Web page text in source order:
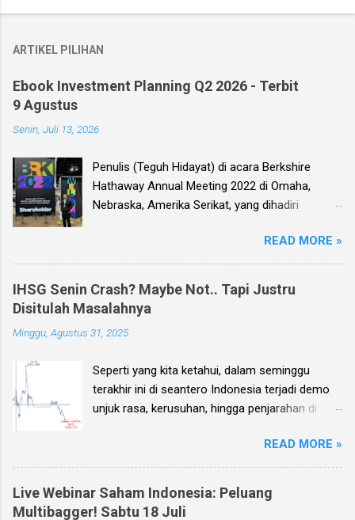
ARTIKEL PILIHAN
Ebook Investment Planning Q2 2026 - Terbit
9 Agustus
Senin, Juli 13, 2026
Penulis (Teguh Hidayat) di acara Berkshire
Hathaway Annual Meeting 2022 di Omaha,
Nebraska, Amerika Serikat, yang dihadiri
Buffett dan mitranya Alm. Charlie Munger. Dear
investor, seperti biasa setiap kuartal alias tiga
bulan sekali, penulis membuat Ebook
Investment Planning (EIP, dengan format PDF)
yang berisi kumpulan analisis fundamental
saham-saham pilihan di Bursa Efek Indonesia
keuangan para emiten untuk periode Q2 2026 .
Ebook ini diharapkan akan menjadi panduan
bagi anda (dan juga bagi penulis sendiri) untuk
pendek, investasi jangka menengah, dan
panjang.
READ MORE »
IHSG Senin Crash? Maybe Not.. Tapi Justru
Disitulah Masalahnya
Minggu, Agustus 31, 2025
Seperti yang kita ketahui, dalam seminggu
terakhir ini di seantero Indonesia terjadi demo
unjuk rasa, kerusuhan, hingga penjarahan di
karena sampai dengan pagi ini, Minggu 31
Agustus, situasi unjuk rasa tersebut masih
terjadi, maka penulis sendiri kemudian
menerima banyak pertanyaan: Bagaimana nasib
READ MORE »
Live Webinar Saham Indonesia: Peluang
Multibagger! Sabtu 18 Juli